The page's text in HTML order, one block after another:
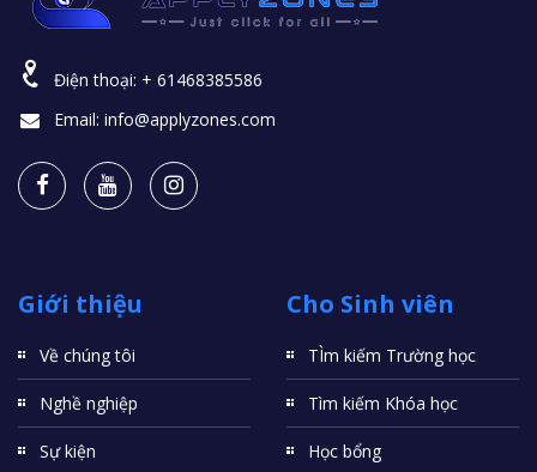
Điện thoại: + 61468385586
Email: info@applyzones.com
Giới thiệu
Về chúng tôi
Nghề nghiệp
Sự kiện
Cho Sinh viên
TÌm kiếm Trường học
Tìm kiếm Khóa học
Học bổng